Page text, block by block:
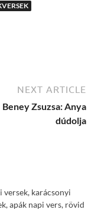
NEXT ARTICLE
Beney Zsuzsa: Anya
dúdolja
versek, karácsonyi
apák napi vers, rövid